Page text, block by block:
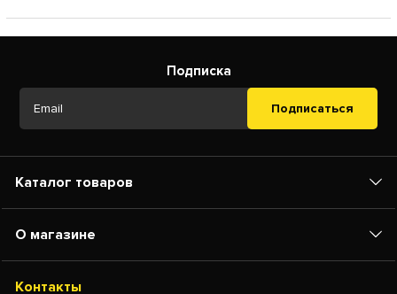
Подписка
Подписаться
Каталог товаров
О магазине
Контакты